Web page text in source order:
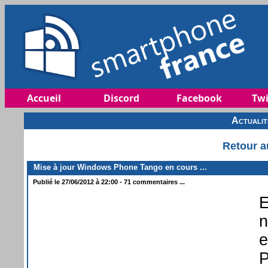
Accueil Discord Facebook
Retour
Mise à jour Windows Phone Tango en cours ...
Publié le 27/06/2012 à 22:00 - 71 commentaires ...